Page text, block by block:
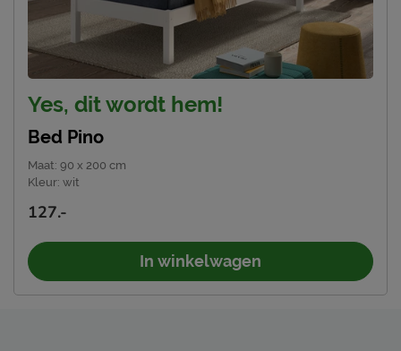
Yes, dit wordt hem!
Bed Pino
Maat: 90 x 200 cm
Kleur: wit
127.-
In winkelwagen